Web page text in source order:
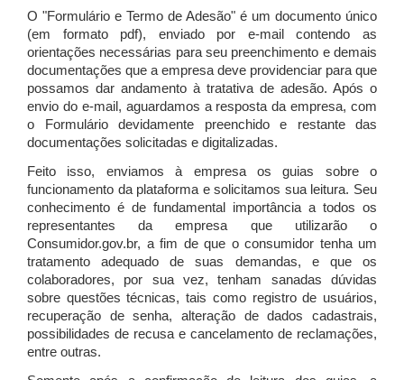
O "Formulário e Termo de Adesão" é um documento único
(em formato pdf), enviado por e-mail contendo as
orientações necessárias para seu preenchimento e demais
documentações que a empresa deve providenciar para que
possamos dar andamento à tratativa de adesão. Após o
envio do e-mail, aguardamos a resposta da empresa, com
o Formulário devidamente preenchido e restante das
documentações solicitadas e digitalizadas.
Feito isso, enviamos à empresa os guias sobre o
funcionamento da plataforma e solicitamos sua leitura. Seu
conhecimento é de fundamental importância a todos os
representantes da empresa que utilizarão o
Consumidor.gov.br, a fim de que o consumidor tenha um
tratamento adequado de suas demandas, e que os
colaboradores, por sua vez, tenham sanadas dúvidas
sobre questões técnicas, tais como registro de usuários,
recuperação de senha, alteração de dados cadastrais,
possibilidades de recusa e cancelamento de reclamações,
entre outras.